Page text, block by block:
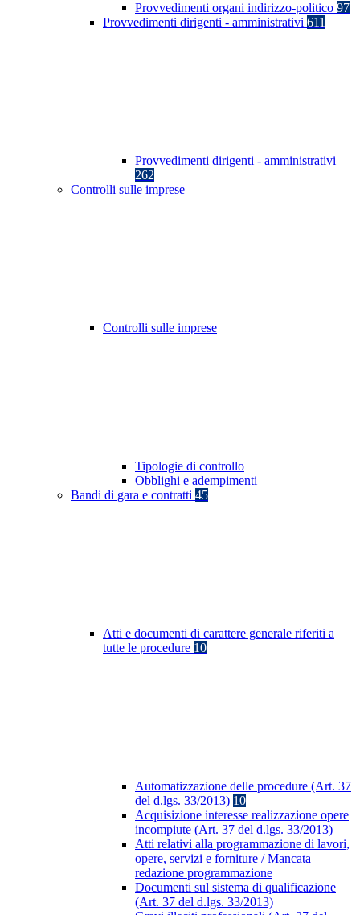
Provvedimenti organi indirizzo-politico 97
Provvedimenti dirigenti - amministrativi 611
Provvedimenti dirigenti - amministrativi
262
Controlli sulle imprese
Controlli sulle imprese
Tipologie di controllo
Obblighi e adempimenti
Bandi di gara e contratti 45
Atti e documenti di carattere generale riferiti a
tutte le procedure 10
Automatizzazione delle procedure (Art. 37
del d.lgs. 33/2013) 10
Acquisizione interesse realizzazione opere
incompiute (Art. 37 del d.lgs. 33/2013)
Atti relativi alla programmazione di lavori,
opere, servizi e forniture / Mancata
redazione programmazione
Documenti sul sistema di qualificazione
(Art. 37 del d.lgs. 33/2013)